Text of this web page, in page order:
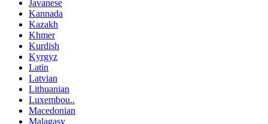
Javanese
Kannada
Kazakh
Khmer
Kurdish
Kyrgyz
Latin
Latvian
Lithuanian
Luxembou..
Macedonian
Malagasy